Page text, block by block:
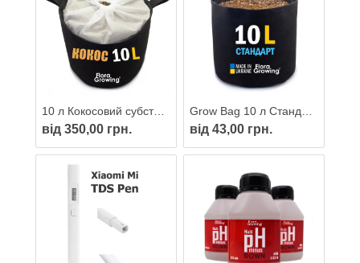
10 л Кокосовий субстрат із агроперлітом у тканинному горщику Grow Bag від FloraGrowing готовий до вирощування
від 350,00 грн. від 43,00 грн.